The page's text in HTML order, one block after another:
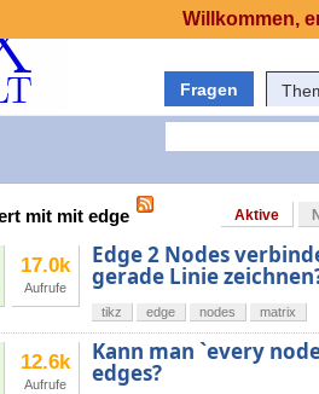
Fragen
mit mit edge Aktive
17.0k
Aufrufe
Edge 2 Nodes
gerade Linie
tikz edge nodes matrix
12.6k
Aufrufe
Kann man `every
edges?
Willkommen,